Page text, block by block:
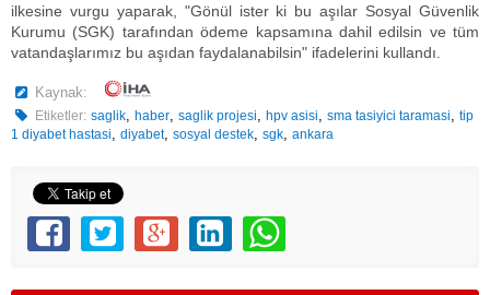
ilkesine vurgu yaparak, "Gönül ister ki bu aşılar Sosyal Güvenlik
Kurumu (SGK) tarafından ödeme kapsamına dahil edilsin ve tüm
vatandaşlarımız bu aşıdan faydalanabilsin" ifadelerini kullandı.
Kaynak:
Etiketler: saglik,haber,saglik projesi,hpv asisi,sma tasiyici taramasi,tip
1 diyabet hastasi, diyabet, sosyal destek, sgk, ankara